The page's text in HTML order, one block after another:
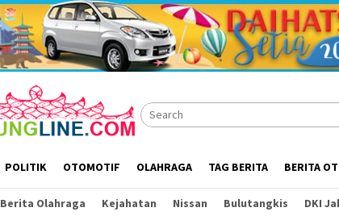
POLITIK OTOMOTIF OLAHRAGA TAG BERITA BERITA
Berita Olahraga Kejahatan Nissan Bulutangkis DKI